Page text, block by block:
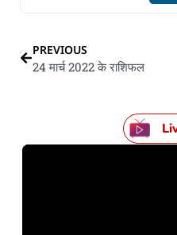
PREVIOUS
24 मार्च 2022 के राशिफल